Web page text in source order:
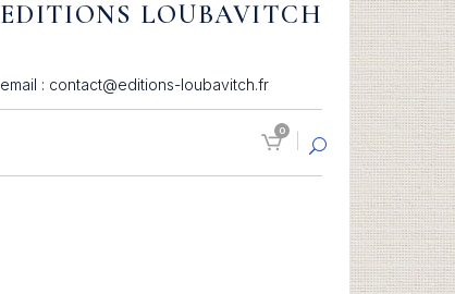
EDITIONS LOUBAVITCH
email : contact@editions-loubavitch.fr
0